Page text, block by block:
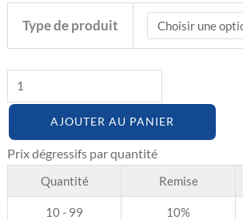
Type de produit
AJOUTER AU PANIER
Quantité Remise
10 - 99 10%